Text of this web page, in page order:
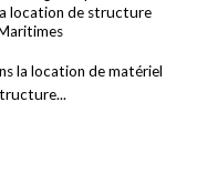
location de structure
la location de matériel